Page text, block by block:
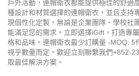
戶外活動，連帽衛衣都能提供極佳的舒適
種設計和材質選擇的連帽衛衣，並且支持
現個性化定製。無論是企業團隊、學校社
能滿足您的需求。立即選擇iGift，打造專
格和品味。連帽衛衣最少訂購量 -MOQ: 5
視乎數量而定。歡迎立刻聯繫我們+852-
取最佳解決方案。